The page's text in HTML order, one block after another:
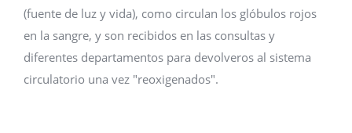
(fuente de luz y vida), como circulan los glóbulos rojos
en la sangre, y son recibidos en las consultas y
diferentes departamentos para devolveros al sistema
circulatorio una vez "reoxigenados".